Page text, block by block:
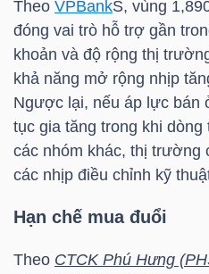
Theo VPBankS, vùng
đóng vai trò hỗ trợ gần
khoản và độ rộng thị
khả năng mở rộng nhịp
Ngược lại, nếu áp lực bán
tục gia tăng trong khi
các nhóm khác, thị trường
các nhịp điều chỉnh kỹ
Hạn chế mua đuổi
Theo CTCK Phú Hưng
PHÂN
TÍCH
VIETSTOCKFINANCE